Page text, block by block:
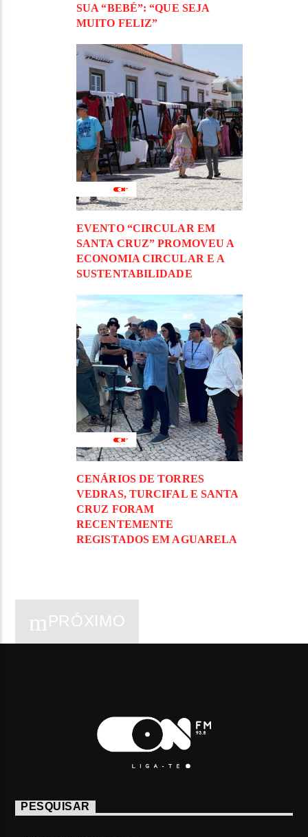
SUA “BEBÉ”: “QUE SEJA
MUITO FELIZ”
EVENTO “CIRCULAR EM
SANTA CRUZ” PROMOVEU A
ECONOMIA CIRCULAR E A
SUSTENTABILIDADE
CENÁRIOS DE TORRES
VEDRAS, TURCIFAL E SANTA
CRUZ FORAM
RECENTEMENTE
REGISTADOS EM AGUARELA
PRÓXIMO
PESQUISAR